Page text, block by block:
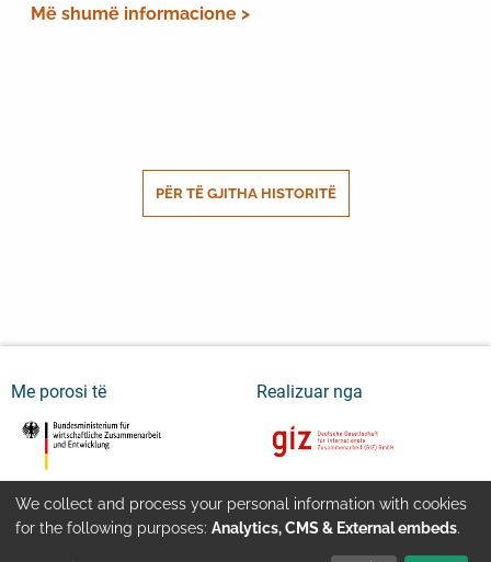
Më shumë informacione >
PËR TË GJITHA HISTORITË
Me porosi të Realizuar nga
Youtube Kontakti Impressum
Use
We collect and process your personal information with cookies
for the following purposes: Analytics, CMS & External embeds.